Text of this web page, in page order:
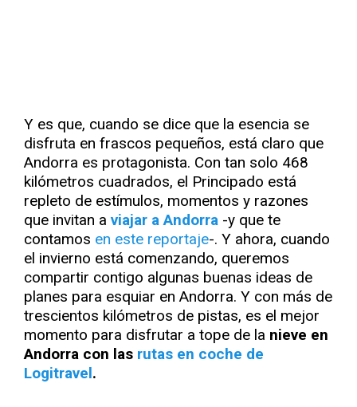
Y es que, cuando se dice que la esencia se
disfruta en frascos pequeños, está claro que
Andorra es protagonista. Con tan solo 468
kilómetros cuadrados, el Principado está
repleto de estímulos, momentos y razones
que invitan a viajar a Andorra -y que te
contamos en este reportaje-. Y ahora, cuando
el invierno está comenzando, queremos
compartir contigo algunas buenas ideas de
planes para esquiar en Andorra. Y con más de
trescientos kilómetros de pistas, es el mejor
momento para disfrutar a tope de la nieve en
Andorra con las rutas en coche de
Logitravel.